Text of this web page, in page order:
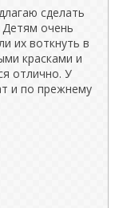
сделать
Детям очень
их воткнуть в
красками и
отлично. У
и по прежнему